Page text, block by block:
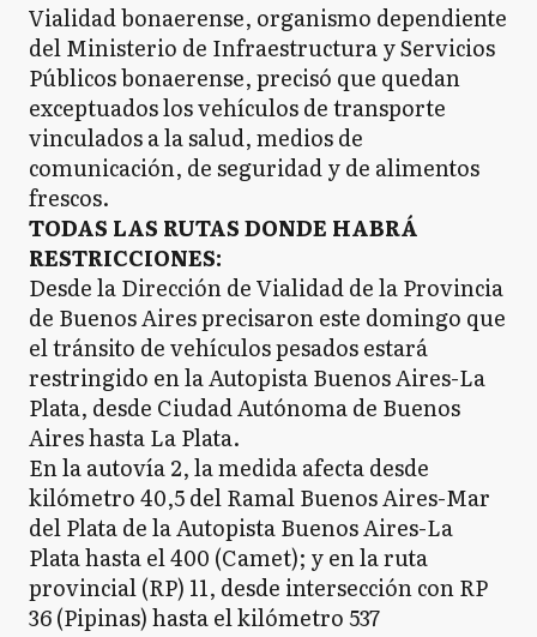
Vialidad bonaerense, organismo dependiente
del Ministerio de Infraestructura y Servicios
Públicos bonaerense, precisó que quedan
exceptuados los vehículos de transporte
vinculados a la salud, medios de
comunicación, de seguridad y de alimentos
frescos.
TODAS LAS RUTAS DONDE HABRÁ
RESTRICCIONES:
Desde la Dirección de Vialidad de la Provincia
de Buenos Aires precisaron este domingo que
el tránsito de vehículos pesados estará
restringido en la Autopista Buenos Aires-La
Plata, desde Ciudad Autónoma de Buenos
Aires hasta La Plata.
En la autovía 2, la medida afecta desde
kilómetro 40,5 del Ramal Buenos Aires-Mar
del Plata de la Autopista Buenos Aires-La
Plata hasta el 400 (Camet); y en la ruta
provincial (RP) 11, desde intersección con RP
36 (Pipinas) hasta el kilómetro 537